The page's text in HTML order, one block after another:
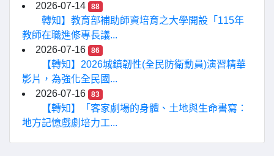
2026-07-14
88
轉知】教育部補助師資培育之大學開設「115年
教師在職進修專長議...
2026-07-16
86
【轉知】2026城鎮韌性(全民防衛動員)演習精華
影片，為強化全民國...
2026-07-16
83
【轉知】「客家劇場的身體、土地與生命書寫：
地方記憶戲劇培力工...